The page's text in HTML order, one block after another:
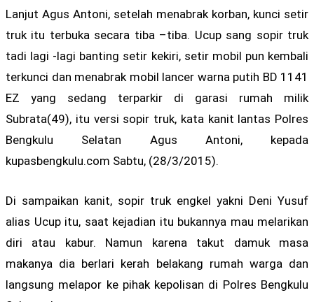
Lanjut Agus Antoni, setelah menabrak korban, kunci setir
truk itu terbuka secara tiba –tiba. Ucup sang sopir truk
tadi lagi -lagi banting setir kekiri, setir mobil pun kembali
terkunci dan menabrak mobil lancer warna putih BD 1141
EZ yang sedang terparkir di garasi rumah milik
Subrata(49), itu versi sopir truk, kata kanit lantas Polres
Bengkulu Selatan Agus Antoni, kepada
kupasbengkulu.com Sabtu, (28/3/2015).
Di sampaikan kanit, sopir truk engkel yakni Deni Yusuf
alias Ucup itu, saat kejadian itu bukannya mau melarikan
diri atau kabur. Namun karena takut damuk masa
makanya dia berlari kerah belakang rumah warga dan
langsung melapor ke pihak kepolisan di Polres Bengkulu